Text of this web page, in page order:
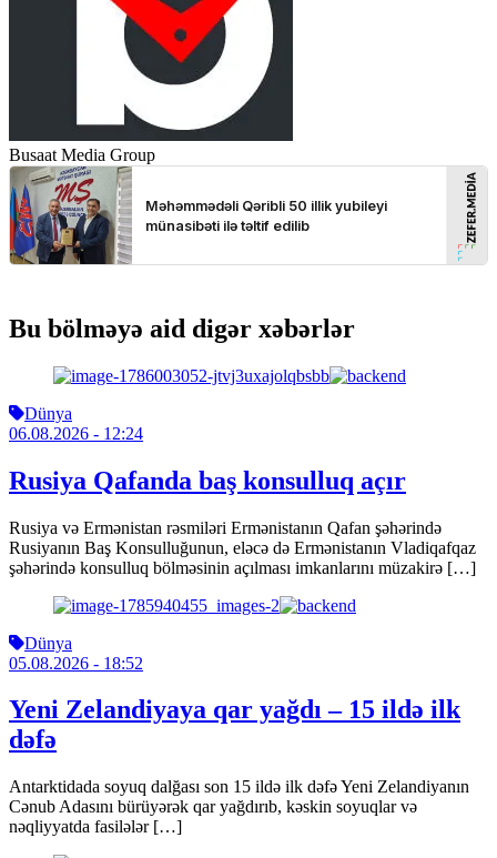
Busaat Media Group
Bu bölməyə aid digər xəbərlər
Dünya
06.08.2026 - 12:24
Rusiya Qafanda baş konsulluq açır
Rusiya və Ermənistan rəsmiləri Ermənistanın Qafan şəhərində
Rusiyanın Baş Konsulluğunun, eləcə də Ermənistanın Vladiqafqaz
şəhərində konsulluq bölməsinin açılması imkanlarını müzakirə […]
Dünya
05.08.2026 - 18:52
Yeni Zelandiyaya qar yağdı – 15 ildə ilk
dəfə
Antarktidada soyuq dalğası son 15 ildə ilk dəfə Yeni Zelandiyanın
Cənub Adasını bürüyərək qar yağdırıb, kəskin soyuqlar və
nəqliyyatda fasilələr […]